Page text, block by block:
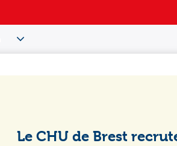
Le CHU de Brest